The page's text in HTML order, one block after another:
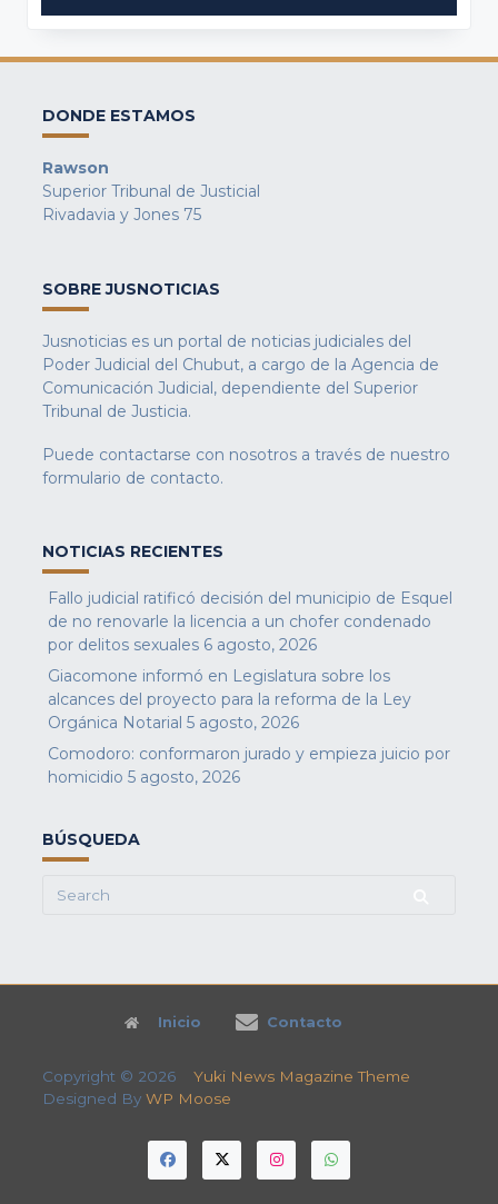
DONDE ESTAMOS
Rawson
Superior Tribunal de Justicial
Rivadavia y Jones 75
SOBRE JUSNOTICIAS
Jusnoticias es un portal de noticias judiciales del
Poder Judicial del Chubut, a cargo de la Agencia de
Comunicación Judicial, dependiente del Superior
Tribunal de Justicia.
Puede contactarse con nosotros a través de nuestro
formulario de contacto.
NOTICIAS RECIENTES
Fallo judicial ratificó decisión del municipio de Esquel
de no renovarle la licencia a un chofer condenado
por delitos sexuales 6 agosto, 2026
Giacomone informó en Legislatura sobre los
alcances del proyecto para la reforma de la Ley
Orgánica Notarial 5 agosto, 2026
Comodoro: conformaron jurado y empieza juicio por
homicidio 5 agosto, 2026
BÚSQUEDA
Search
Inicio Contacto
Copyright © 2026 Yuki News Magazine Theme
Designed By WP Moose